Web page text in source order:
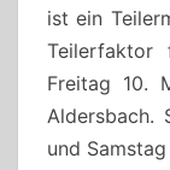
ist ein
Teilerfaktor
Freitag 10.
Aldersbach.
und